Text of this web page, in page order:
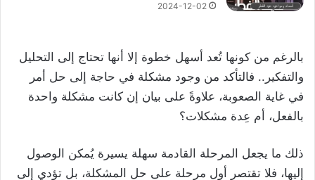
2024-12-02
بالرغم من كونها تُعد أسهل خطوة إلا أنها تحتاج إلى التحليل
والتفكير.. فالتأكد من وجود مشكلة في حاجة إلى حل أمر
في غاية الصعوبة، علاوةً على بيان إن كانت مشكلة واحدة
بالفعل، أم عِدة مشكلات؟
ذلك ما يجعل المرحلة القادمة سهلة يسيرة يُمكن الوصول
إليها، فلا تقتصر أول مرحلة على حل المشكلة، بل تؤدي إلى